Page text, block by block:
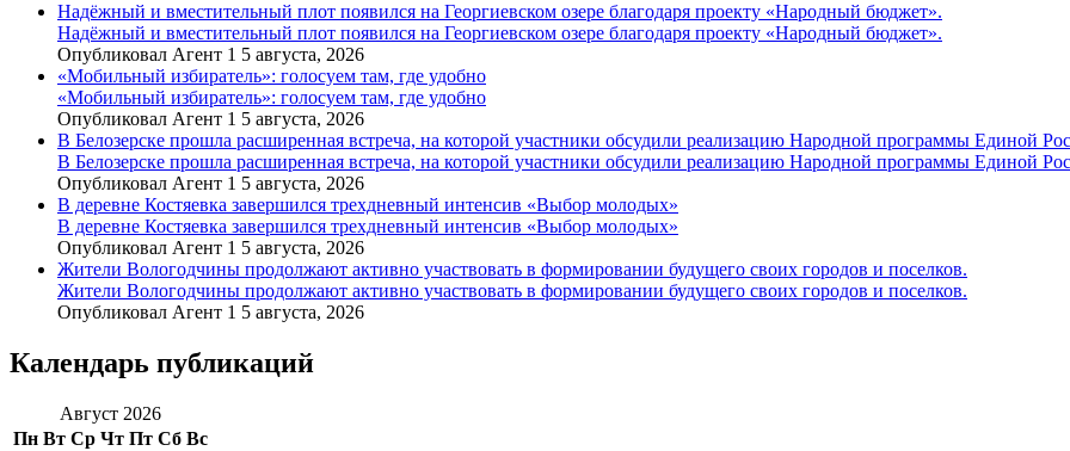
Надёжный и вместительный плот появился на Георгиевском озере благодаря проекту «Народный бюджет».
Надёжный и вместительный плот появился на Георгиевском озере благодаря проекту «Народный бюджет».
Опубликовал Агент 1 5 августа, 2026
«Мобильный избиратель»: голосуем там, где удобно
«Мобильный избиратель»: голосуем там, где удобно
Опубликовал Агент 1 5 августа, 2026
В Белозерске прошла расширенная встреча, на которой участники обсудили реализацию Народной программы Единой
В Белозерске прошла расширенная встреча, на которой участники обсудили реализацию Народной программы Единой
Опубликовал Агент 1 5 августа, 2026
В деревне Костяевка завершился трехдневный интенсив «Выбор молодых»
В деревне Костяевка завершился трехдневный интенсив «Выбор молодых»
Опубликовал Агент 1 5 августа, 2026
Жители Вологодчины продолжают активно участвовать в формировании будущего своих городов и поселков.
Жители Вологодчины продолжают активно участвовать в формировании будущего своих городов и поселков.
Опубликовал Агент 1 5 августа, 2026
Календарь публикаций
Август 2026
Пн Вт Ср Чт Пт Сб Вс